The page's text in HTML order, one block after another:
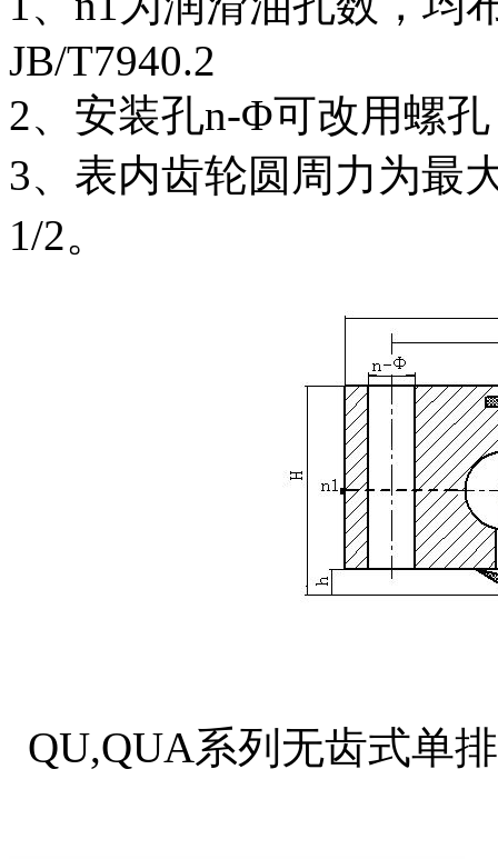
JB/T7940.2
2、安装孔n-Φ可改用螺
3、表内齿轮圆周力为最
1/2。
QU,QUA系列无齿式单